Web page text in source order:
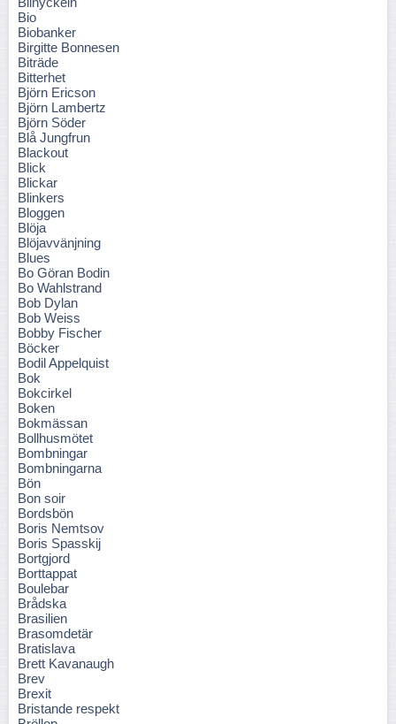
Bio
Biobanker
Birgitte Bonnesen
Biträde
Bitterhet
Björn Ericson
Björn Lambertz
Björn Söder
Blå Jungfrun
Blackout
Blick
Blickar
Blinkers
Bloggen
Blöja
Blöjavvänjning
Blues
Bo Göran Bodin
Bo Wahlstrand
Bob Dylan
Bob Weiss
Bobby Fischer
Böcker
Bodil Appelquist
Bok
Bokcirkel
Boken
Bokmässan
Bollhusmötet
Bombningar
Bombningarna
Bön
Bon soir
Bordsbön
Boris Nemtsov
Boris Spasskij
Bortgjord
Borttappat
Boulebar
Brådska
Brasilien
Brasomdetär
Bratislava
Brett Kavanaugh
Brev
Brexit
Bristande respekt